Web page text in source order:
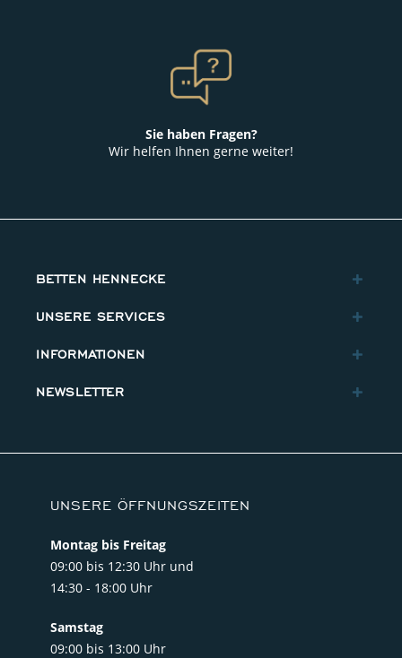
Sie haben Fragen?
Wir helfen Ihnen gerne weiter!
BETTEN HENNECKE
UNSERE SERVICES
INFORMATIONEN
NEWSLETTER
UNSERE ÖFFNUNGSZEITEN
Montag bis Freitag
09:00 bis 12:30 Uhr und
14:30 - 18:00 Uhr
Samstag
09:00 bis 13:00 Uhr